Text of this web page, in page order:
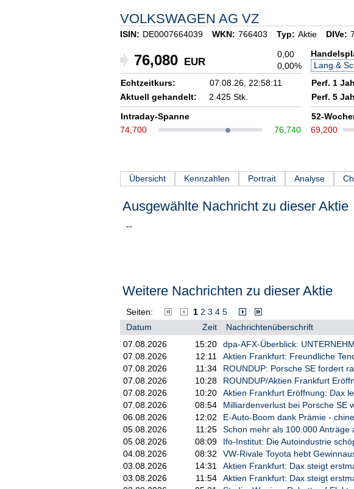
VOLKSWAGEN AG VZ
ISIN: DE0007664039 WKN: 766403 Typ: Aktie DIVe:
76,080 EUR
0,00
0,00%
Echtzeitkurs:
07.08.26, 22:58:11
Aktuell gehandelt:
2.425 Stk.
Intraday-Spanne
74,700
76,740
Lang &
Perf. 1
Perf. 5
52-
69,200
Übersicht Kennzahlen Portrait Analyse
Ausgewählte Nachricht zu dieser Aktie
--
Weitere Nachrichten zu dieser Aktie
Seiten: 1 2 3 4 5
Datum
Zeit
Nachrichtenüberschrift
07.08.2026
15:20
dpa-AFX-Überblick:
07.08.2026
12:11
Aktien Frankfurt: Freundliche
07.08.2026
11:34
ROUNDUP: Porsche SE fordert
07.08.2026
10:28
ROUNDUP/Aktien Frankfurt
07.08.2026
10:20
Aktien Frankfurt Eröffnung: Dax
07.08.2026
08:54
Milliardenverlust bei Porsche SE
06.08.2026
12:02
E-Auto-Boom dank Prämie -
05.08.2026
11:25
Schon mehr als 100.000 Anträge
05.08.2026
08:09
Ifo-Institut: Die Autoindustrie
04.08.2026
08:32
VW-Rivale Toyota hebt
03.08.2026
14:31
Aktien Frankfurt: Dax steigt
03.08.2026
11:54
Aktien Frankfurt: Dax steigt